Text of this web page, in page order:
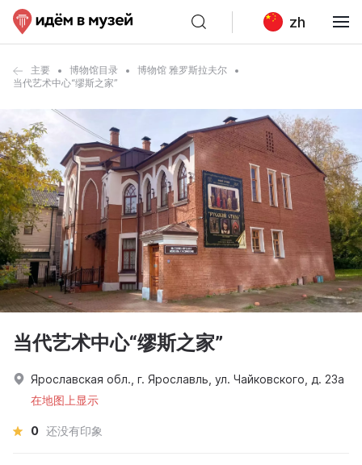
zh
主要 博物馆目录
博物馆 雅罗斯拉夫尔
当代艺术中心“缪斯之家”
当代艺术中心“缪斯之家”
Ярославская обл., г. Ярославль, ул. Чайковского, д. 23а
在地图上显示
0 还没有印象